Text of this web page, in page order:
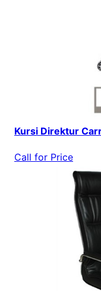
Kursi Direktur
Call for Price